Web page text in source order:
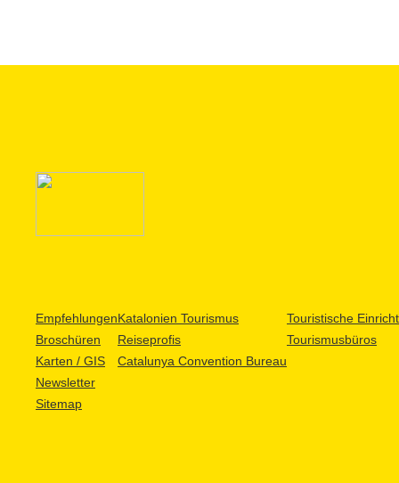
Empfehlungen
Broschüren
Karten / GIS
Newsletter
Sitemap
Katalonien Tourismus
Reiseprofis
Catalunya Convention Bureau
Touristische
Tourismusbüros